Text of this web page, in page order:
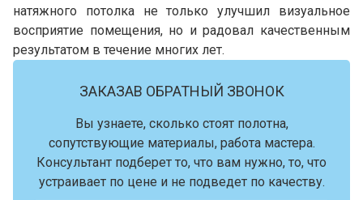
натяжного потолка не только улучшил визуальное
восприятие помещения, но и радовал качественным
результатом в течение многих лет.
ЗАКАЗАВ ОБРАТНЫЙ ЗВОНОК
Вы узнаете, сколько стоят полотна,
сопутствующие материалы, работа мастера.
Консультант подберет то, что вам нужно, то, что
устраивает по цене и не подведет по качеству.